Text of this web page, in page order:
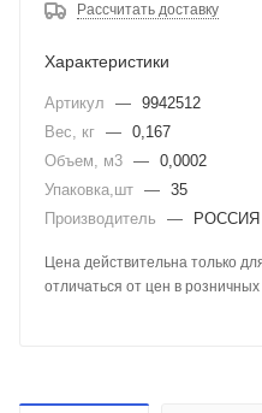
Рассчитать доставку
Характеристики
Артикул — 9942512
Вес, кг — 0,167
Объем, м3 — 0,0002
Упаковка,шт — 35
Производитель
— РОССИЯ
Цена действительна только
отличаться от цен в